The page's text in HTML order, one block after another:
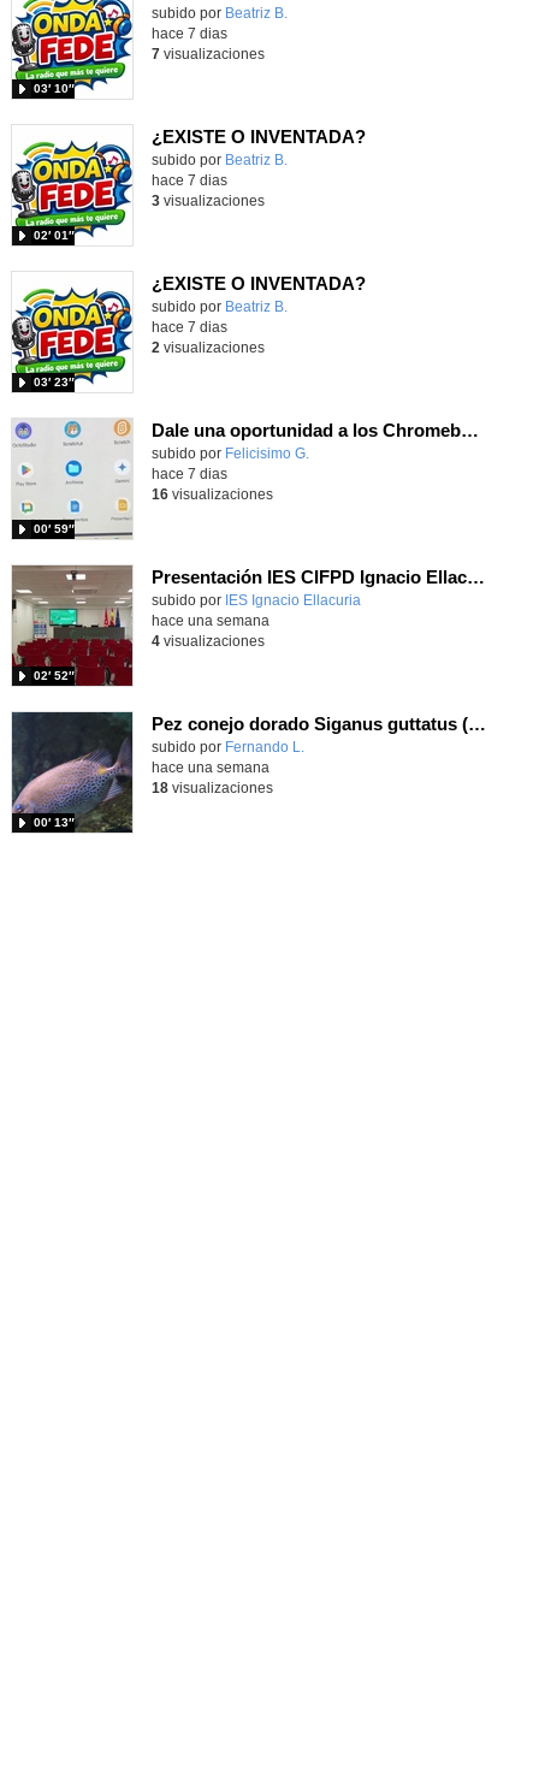
Contenido educativo.
subido por Beatriz B.
03′ 10″
hace 7 dias
7visualizaciones
¿EXISTE O INVENTADA?
Contenido educativo.
subido por Beatriz B.
02′ 01″
hace 7 dias
3visualizaciones
¿EXISTE O INVENTADA?
Contenido educativo.
subido por Beatriz B.
03′ 23″
hace 7 dias
2 visualizaciones
Dale una oportunidad a los Chromebooks y utiliza un proyector para realizar talleres si no tienes pantallas táctiles
Contenido educativo.
subido por Felicisimo G.
00′ 59″
hace 7 dias
16visualizaciones
Presentación IES CIFPD Ignacio Ellacuría
Contenido educativo.
subido por IES Ignacio Ellacuria
02′ 52″
hace una semana
4visualizaciones
Pez conejo dorado Siganus guttatus (Bloch, 1786)
Contenido educativo.
subido por Fernando L.
00′ 13″
hace una semana
18visualizaciones